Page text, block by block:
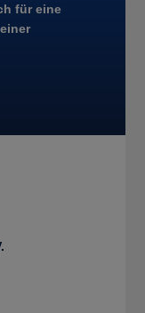
für eine